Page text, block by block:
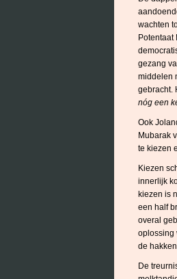
wachten
gezang
middelen
gebracht.
nóg een
Ook
Mubarak
te kiezen
Kiezen
innerlijk
kiezen is
een half
overal
oplossing
de
De